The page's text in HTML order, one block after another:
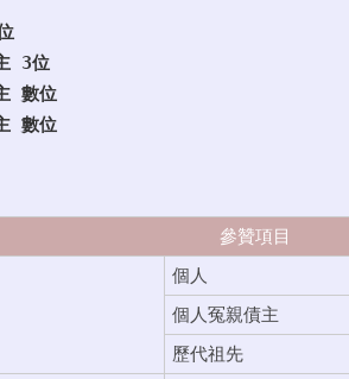
3位
數位
數位
參贊項目
個人
個人冤親債主
歷代祖先